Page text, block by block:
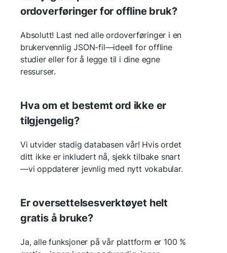
ordoverføringer for offline bruk?
Absolutt! Last ned alle ordoverføringer i en
brukervennlig JSON-fil—ideell for offline
studier eller for å legge til i dine egne
ressurser.
Hva om et bestemt ord ikke er
tilgjengelig?
Vi utvider stadig databasen vår! Hvis ordet
ditt ikke er inkludert nå, sjekk tilbake snart
—vi oppdaterer jevnlig med nytt vokabular.
Er oversettelsesverktøyet helt
gratis å bruke?
Ja, alle funksjoner på vår plattform er 100 %